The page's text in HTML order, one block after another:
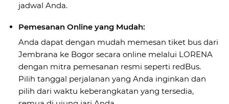
jadwal Anda.
Pemesanan Online yang Mudah:
Anda dapat dengan mudah memesan tiket bus dari
Jembrana ke Bogor secara online melalui LORENA
dengan mitra pemesanan resmi seperti redBus.
Pilih tanggal perjalanan yang Anda inginkan dan
pilih dari waktu keberangkatan yang tersedia,